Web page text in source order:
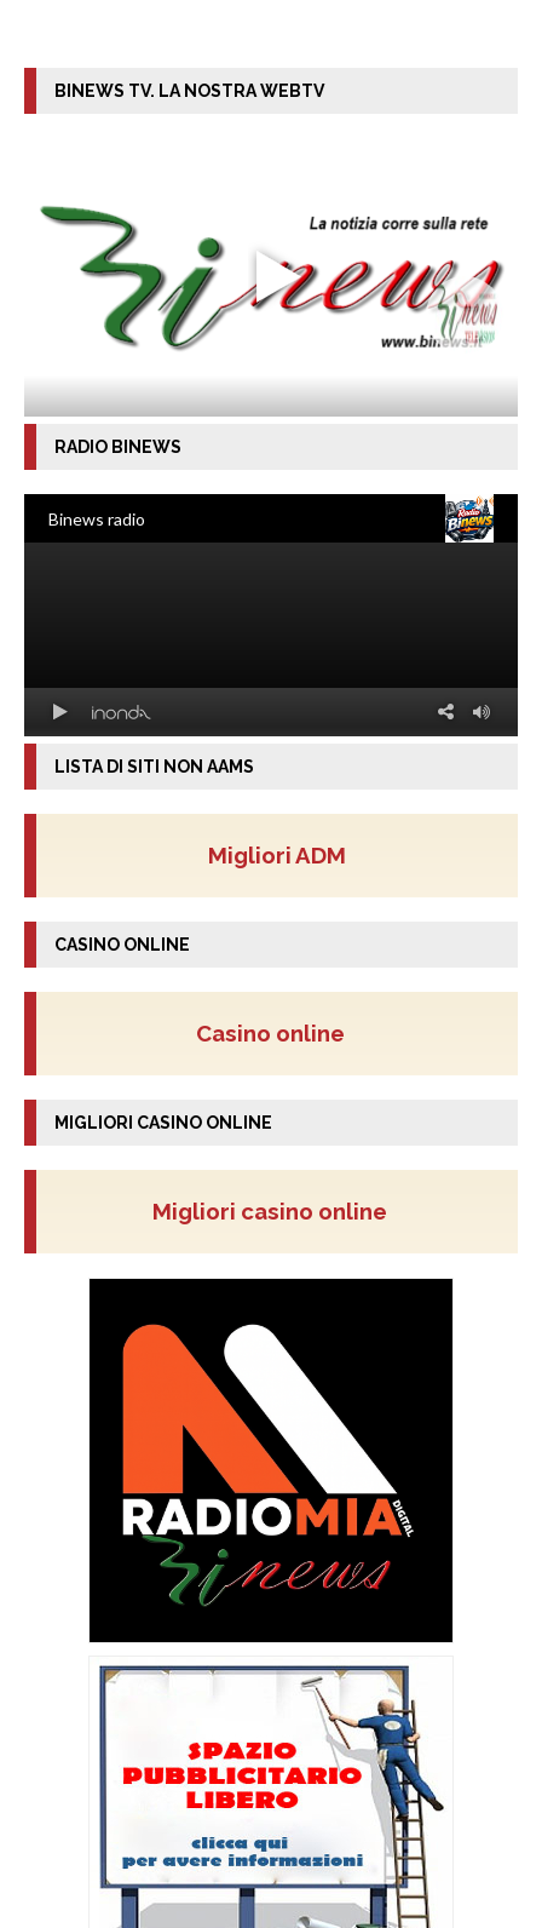
BINEWS TV. LA NOSTRA WEBTV
RADIO BINEWS
LISTA DI SITI NON AAMS
Migliori ADM
CASINO ONLINE
Casino online
MIGLIORI CASINO ONLINE
Migliori casino online